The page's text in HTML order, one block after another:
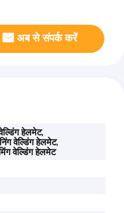
अब से संपर्क करें
हेलमेट,
वेल्डिंग हेलमेट,
वेल्डिंग हेलमेट